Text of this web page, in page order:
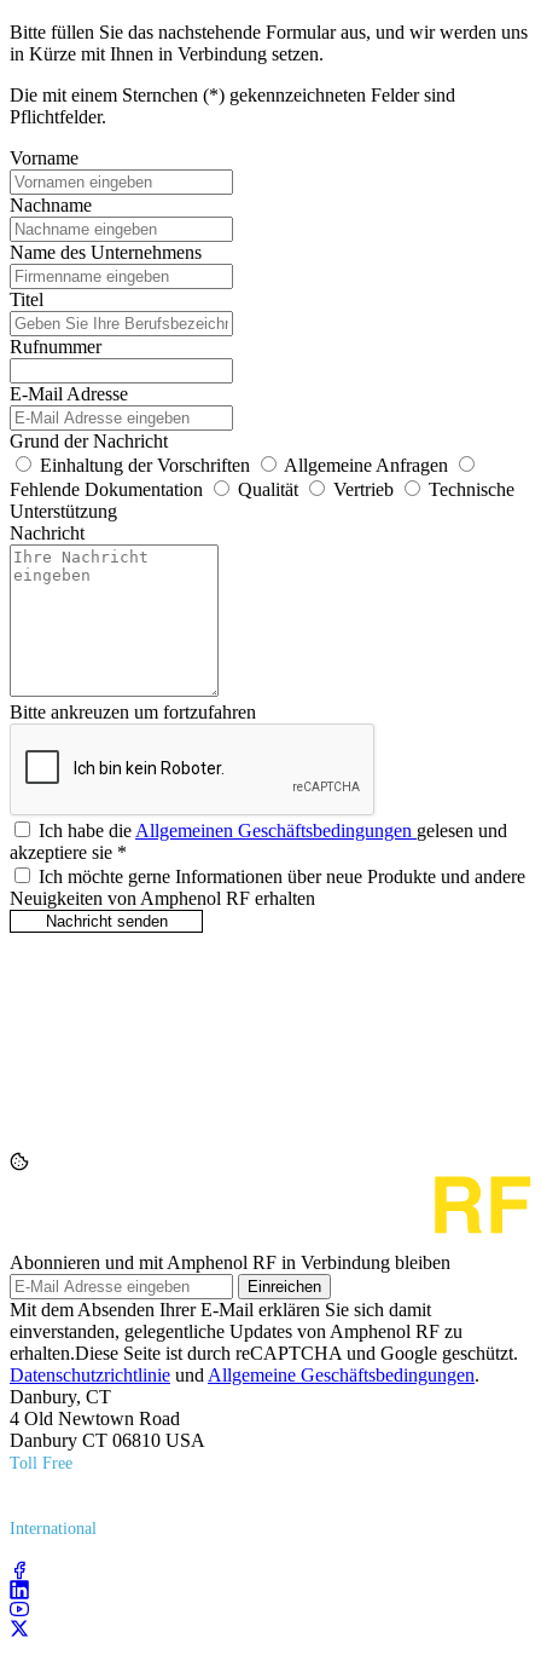
Bitte füllen Sie das nachstehende Formular aus, und wir werden uns
in Kürze mit Ihnen in Verbindung setzen.
Die mit einem Sternchen (*) gekennzeichneten Felder sind
Pflichtfelder.
Vorname
Nachname
Name des Unternehmens
Titel
Rufnummer
E-Mail Adresse
Grund der Nachricht
Einhaltung der Vorschriften
Allgemeine Anfragen
Fehlende Dokumentation
Qualität Vertrieb
Technische
Unterstützung
Nachricht
Bitte ankreuzen um fortzufahren
Ich habe die Allgemeinen Geschäftsbedingungen gelesen und
akzeptiere sie *
Ich möchte gerne Informationen über neue Produkte und andere
Neuigkeiten von Amphenol RF erhalten
Abonnieren und mit Amphenol RF in Verbindung bleiben
Einreichen
Mit dem Absenden Ihrer E-Mail erklären Sie sich damit
einverstanden, gelegentliche Updates von Amphenol RF zu
erhalten.Diese Seite ist durch reCAPTCHA und Google geschützt.
Datenschutzrichtlinie und Allgemeine Geschäftsbedingungen.
Danbury, CT
4 Old Newtown Road
Danbury CT 06810 USA
Toll Free
International